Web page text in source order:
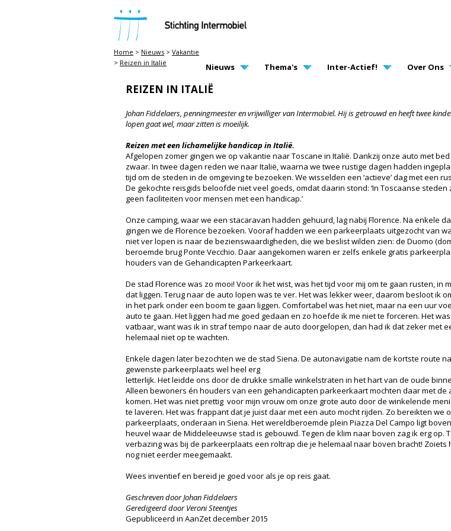
STICHTING INTERMOBIEL
MAIN PAGE NAVIGATION
Nieuws Thema's Inter-Actief! Over Ons
Home > Nieuws > Vakantie
> Reizen in Italië
REIZEN IN ITALIË
Johan Fiddelaers, penningmeester en vrijwilliger van Intermobiel. Hij is getrouwd en heeft twee
lopen gaat wel, maar zitten is moeilijk.
Reizen met een lichamelijke handicap in Italië.
Afgelopen zomer gingen we op vakantie naar Toscane in Italië. Dankzij onze auto met
zwaar. In twee dagen reden we naar Italië, waarna we twee rustige dagen hadden
tijd om de steden in de omgeving te bezoeken. We wisselden een ‘actieve’ dag met een
De gekochte reisgids beloofde niet veel goeds, omdat daarin stond: ‘In Toscaanse steden
geen faciliteiten voor mensen met een handicap.’
Onze camping, waar we een stacaravan hadden gehuurd, lag nabij Florence. Na enkele
gingen we de Florence bezoeken. Vooraf hadden we een parkeerplaats uitgezocht van
niet ver lopen is naar de bezienswaardigheden, die we beslist wilden zien: de Duomo
beroemde brug Ponte Vecchio. Daar aangekomen waren er zelfs enkele gratis
houders van de Gehandicapten Parkeerkaart.
De stad Florence was zo mooi! Voor ik het wist, was het tijd voor mij om te gaan rusten, in
dat liggen. Terug naar de auto lopen was te ver. Het was lekker weer, daarom besloot ik
in het park onder een boom te gaan liggen. Comfortabel was het niet, maar na een uur
auto te gaan. Het liggen had me goed gedaan en zo hoefde ik me niet te forceren. Het
vatbaar, want was ik in straf tempo naar de auto doorgelopen, dan had ik dat zeker met
helemaal niet op te wachten.
Enkele dagen later bezochten we de stad Siena. De autonavigatie nam de kortste route
gewenste parkeerplaats wel heel erg
letterlijk. Het leidde ons door de drukke smalle winkelstraten in het hart van de oude
Alleen bewoners én houders van een gehandicapten parkeerkaart mochten daar met de
komen. Het was niet prettig voor mijn vrouw om onze grote auto door de winkelende
te laveren. Het was frappant dat je juist daar met een auto mocht rijden. Zo bereikten we
parkeerplaats, onderaan in Siena. Het wereldberoemde plein Piazza Del Campo ligt
heuvel waar de Middeleeuwse stad is gebouwd. Tegen de klim naar boven zag ik erg op.
verbazing was bij de parkeerplaats een roltrap die je helemaal naar boven bracht! Zoiets
nog niet eerder meegemaakt.
Wees inventief en bereid je goed voor als je op reis gaat.
Geschreven door Johan Fiddelaers
Geredigeerd door Veroni Steentjes
Gepubliceerd in AanZet december 2015